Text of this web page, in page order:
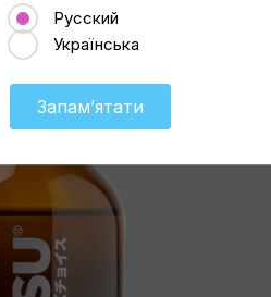
Русский
Українська
Запамʼятати